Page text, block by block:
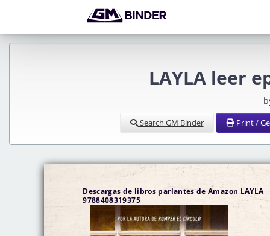
LAYLA leer
Search GM Binder Print /
Descargas de libros parlantes de Amazon LAYLA
9788408319375